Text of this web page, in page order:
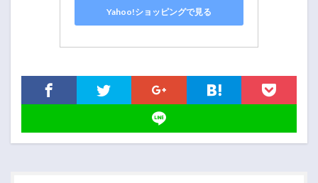
Yahoo!ショッピングで見る